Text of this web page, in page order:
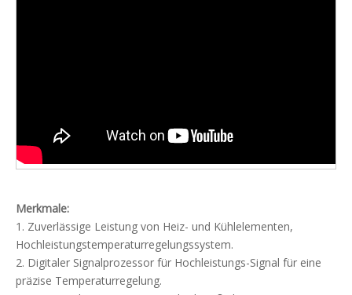
Merkmale:
1. Zuverlässige Leistung von Heiz- und Kühlelementen,
Hochleistungstemperaturregelungssystem.
2. Digitaler Signalprozessor für Hochleistungs-Signal für eine
präzise Temperaturregelung.